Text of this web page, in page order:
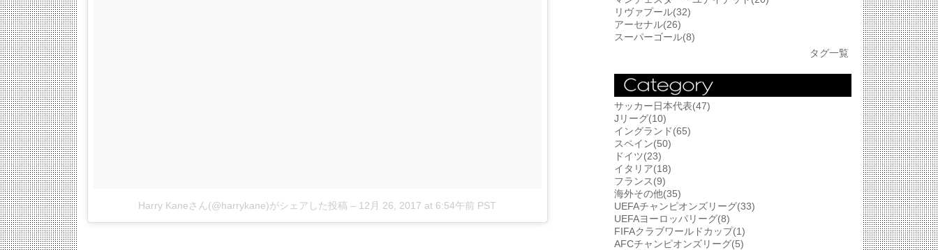
Harry Kaneさん(@harrykane)がシェアした投稿 – 12月 26, 2017 at 6:54午前 PST
リヴァプール(32)
アーセナル(26)
スーパーゴール(8)
タグ一覧
サッカー日本代表(47)
Jリーグ(10)
イングランド(65)
スペイン(50)
ドイツ(23)
イタリア(18)
フランス(9)
海外その他(35)
UEFAチャンピオンズリーグ(33)
UEFAヨーロッパリーグ(8)
FIFAクラブワールドカップ(1)
AFCチャンピオンズリーグ(5)